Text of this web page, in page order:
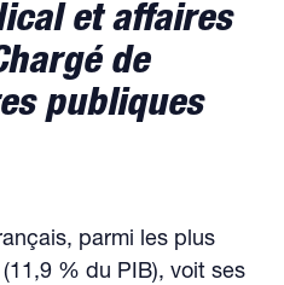
et affaires
de
publiques
parmi les plus
% du PIB), voit ses